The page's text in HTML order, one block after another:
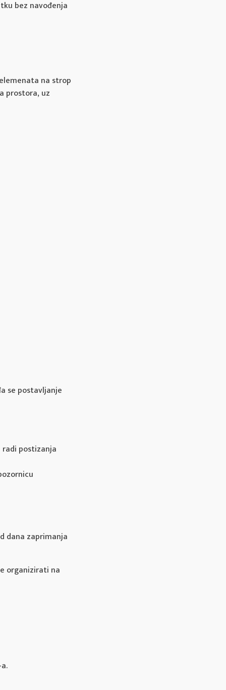
bez navođenja
na strop
prostora, uz
se postavljanje
postizanja
dana zaprimanja
organizirati na